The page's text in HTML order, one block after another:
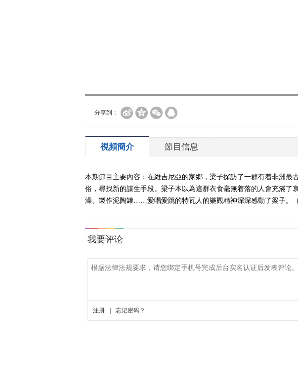
分享到：
視頻簡介 節目信息
本期節目主要內容：在維吉尼亞的家鄉，梁子探訪了一群有着非洲
俗，尋找新的謀生手段。梁子本以為這群衣食毫無着落的人會充滿
澡、製作泥陶罐……愛唱愛跳的特瓦人的樂觀精神深深感動了梁子。（